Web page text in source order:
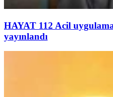
HAYAT 112 Acil
yayınlandı